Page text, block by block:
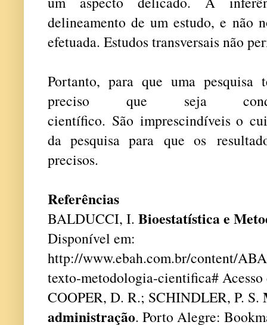
delineamento de um estudo, e não
efetuada. Estudos transversais não
Portanto, para que uma pesquisa
preciso que seja
científico. São imprescindíveis o
da pesquisa para que os
precisos.
Referências
BALDUCCI, I. Bioestatística e
Disponível em:
http://www.ebah.com.br/content/
texto-metodologia-cientifica# Acesso
COOPER, D. R.; SCHINDLER, P. S.
administração. Porto Alegre: